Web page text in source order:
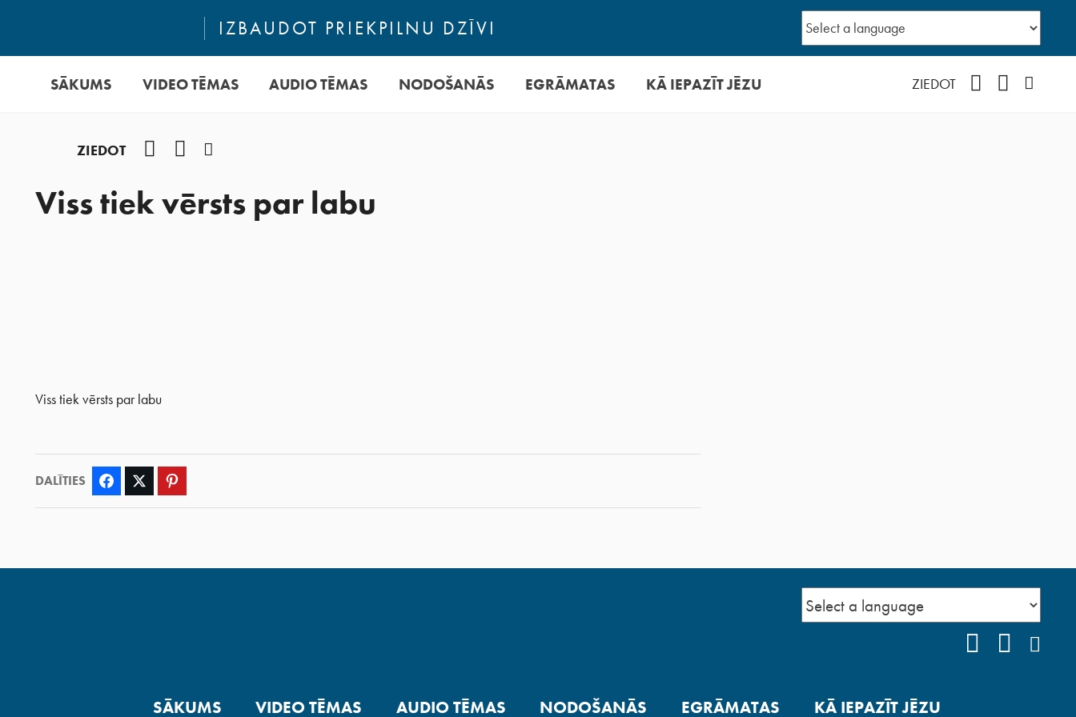
IZBAUDOT PRIEKPILNU DZĪVI
SĀKUMS VIDEO TĒMAS AUDIO TĒMAS NODOŠANĀS EGRĀMATAS KĀ IEPAZĪT JĒZU ZIEDOT FacebookYouTube
ZIEDOT FacebookYouTube
Viss tiek vērsts par labu
Viss tiek vērsts par labu
DALĪTIES Facebook Twitter
FACEBOOK
SĀKUMS VIDEO TĒMAS AUDIO TĒMAS NODOŠANĀS EGRĀMATAS KĀ IEPAZĪT JĒZU